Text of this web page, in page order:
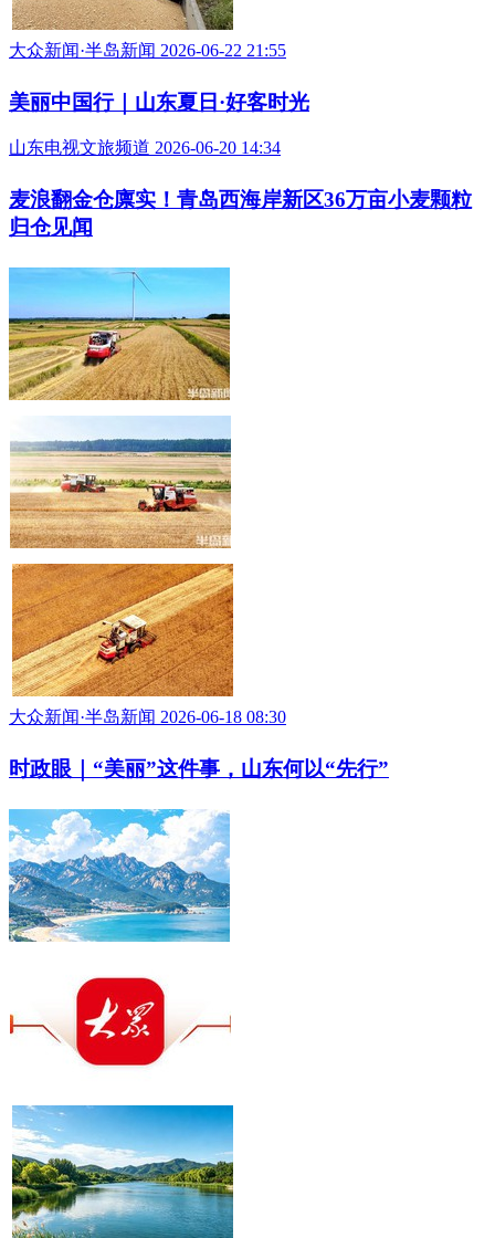
大众新闻·半岛新闻 2026-06-22 21:55
美丽中国行｜山东夏日·好客时光
山东电视文旅频道 2026-06-20 14:34
麦浪翻金仓廪实！青岛西海岸新区36万亩小麦颗粒
归仓见闻
大众新闻·半岛新闻 2026-06-18 08:30
时政眼｜“美丽”这件事，山东何以“先行”